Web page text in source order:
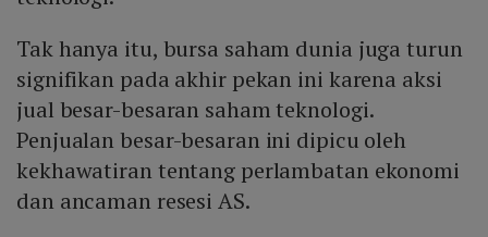
Tak hanya itu, bursa saham dunia juga turun
signifikan pada akhir pekan ini karena aksi
jual besar-besaran saham teknologi.
Penjualan besar-besaran ini dipicu oleh
kekhawatiran tentang perlambatan ekonomi
dan ancaman resesi AS.